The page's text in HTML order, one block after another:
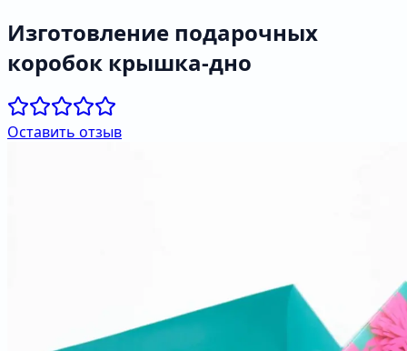
Изготовление подарочных
коробок крышка-дно
Оставить отзыв